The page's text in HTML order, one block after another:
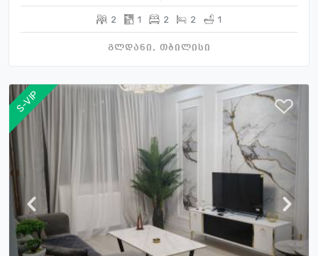
2 1 2 2 1
გლდანი, თბილისი
S-VIP